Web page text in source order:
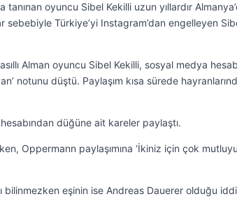
tanınan oyuncu Sibel Kekilli uzun yıllardır
sebebiyle Türkiye’yi Instagram’dan engelleyen
Alman oyuncu Sibel Kekilli, sosyal medya
notunu düştü. Paylaşım kısa sürede
düğüne ait kareler paylaştı.
Oppermann paylaşımına ‘İkiniz için çok
bilinmezken eşinin ise Andreas Dauerer olduğu